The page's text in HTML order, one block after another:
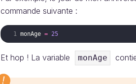
commande suivante :
monAge = 25
Et hop ! La variable monAge